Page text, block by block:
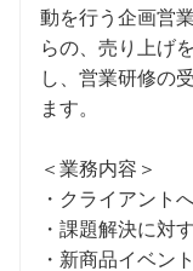
動を行う企画営
らの、売り上げ
し、営業研修の
ます。
＜業務内容＞
・クライアント
・課題解決に対
・新商品イベン